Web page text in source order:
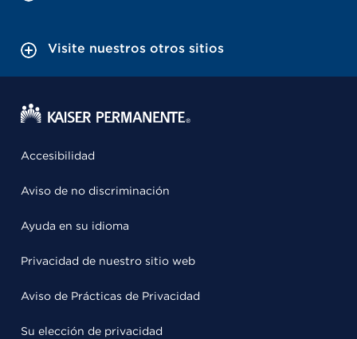
Visite nuestros otros sitios
Accesibilidad
Aviso de no discriminación
Ayuda en su idioma
Privacidad de nuestro sitio web
Aviso de Prácticas de Privacidad
Su elección de privacidad